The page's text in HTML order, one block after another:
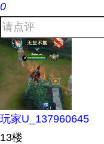
0
玩家U_137960645
13楼